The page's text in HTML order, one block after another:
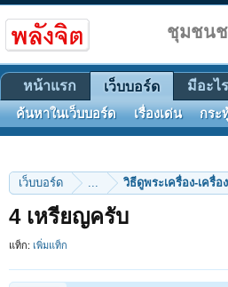
เว็บบอร์ด ... วิธีดูพระเครื่อง-เครื่อ
4 เหรียญครับ
แท็ก: เพิ่มแท็ก
ชุมชน
หน้าแรก เว็บบอร์ด
ค้นหาในเว็บบอร์ด เรื่องเด่น กระ
มีอะไ